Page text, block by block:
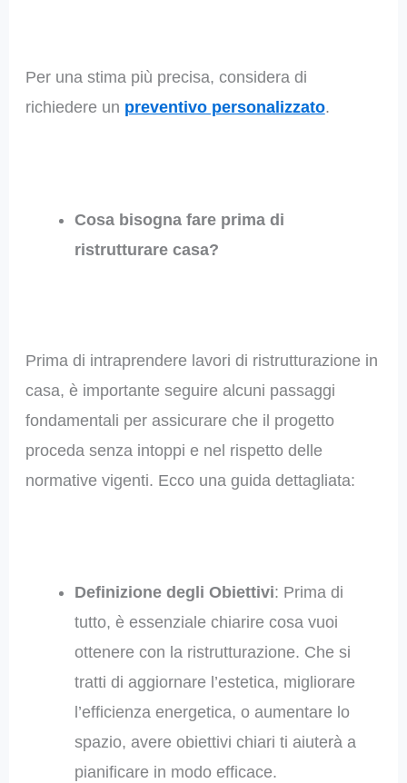
Per una stima più precisa, considera di
richiedere un preventivo personalizzato.
Cosa bisogna fare prima di
ristrutturare casa?
Prima di intraprendere lavori di ristrutturazione in
casa, è importante seguire alcuni passaggi
fondamentali per assicurare che il progetto
proceda senza intoppi e nel rispetto delle
normative vigenti. Ecco una guida dettagliata:
Definizione degli Obiettivi: Prima di
tutto, è essenziale chiarire cosa vuoi
ottenere con la ristrutturazione. Che si
tratti di aggiornare l’estetica, migliorare
l’efficienza energetica, o aumentare lo
spazio, avere obiettivi chiari ti aiuterà a
pianificare in modo efficace.